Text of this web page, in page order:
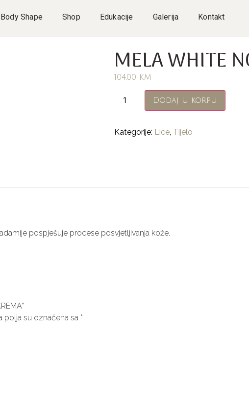
Body Shape Shop Edukacije Galerija Kontakt
MELA WHITE
104,00 KM
Dodaj u korpu
Kategorije: Lice, Tijelo
pospješuje procese posvjetljivanja kože.
polja su označena sa *